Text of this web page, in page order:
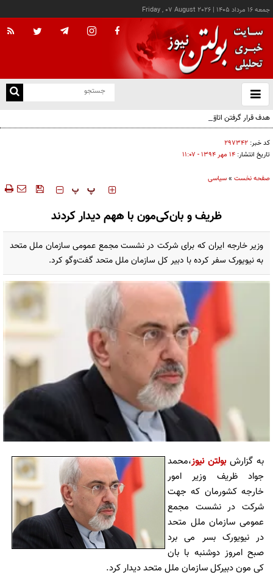
جمعه ۱۶ مرداد ۱۴۰۵ |
Friday , 07 August 2026
باز
و
هدف قرار گرفتن اتاق‌ فرماندهی مزدوران عربستان در یمن
کد خبر: ۲۹۷۳۴۲
تاریخ انتشار: ۱۴ مهر ۱۳۹۴ - ۱۱:۰۷
صفحه نخست »سیاسی
‍‍‍ پ پ
ظریف و بان‌کی‌مون با ههم دیدار کردند
وزیر خارجه ایران که برای شرکت در نشست مجمع عمومی سازمان ملل متحد
به نیویورک سفر کرده با دبیر کل سازمان ملل متحد گفت‌وگو کرد.
به گزارشبولتن نیوز،محمد
جواد ظریف وزیر امور
خارجه کشورمان که جهت
شرکت در نشست مجمع
عمومی سازمان ملل متحد
در نیویورک بسر می برد
صبح امروز دوشنبه با بان
کی مون دبیرکل سازمان ملل متحد دیدار کرد.